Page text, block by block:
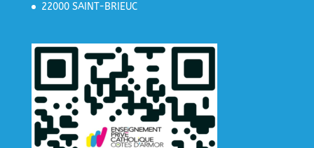
22000 SAINT-BRIEUC